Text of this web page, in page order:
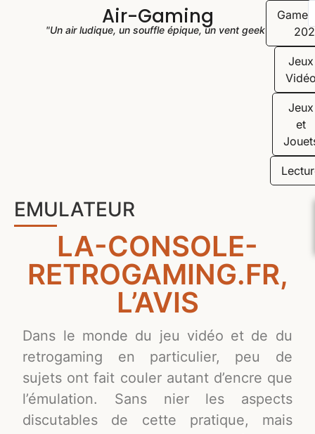
Air-Gaming
"Un air ludique, un souffle épique, un vent geek"
Jeux
Jeux
et
EMULATEUR
LA-CONSOLE-
RETROGAMING.FR,
L’AVIS
Dans le monde du jeu vidéo et de du
retrogaming en particulier, peu de
sujets ont fait couler autant d’encre que
l’émulation. Sans nier les aspects
discutables de cette pratique, mais